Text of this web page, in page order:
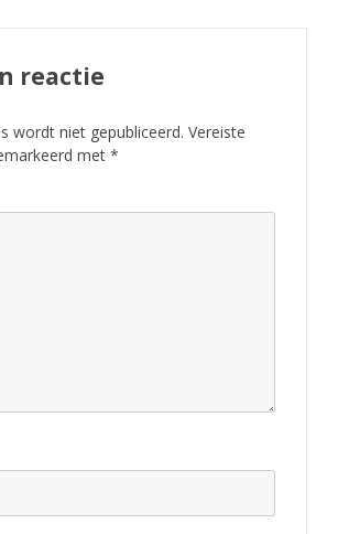
reactie
wordt niet gepubliceerd. Vereiste
met *